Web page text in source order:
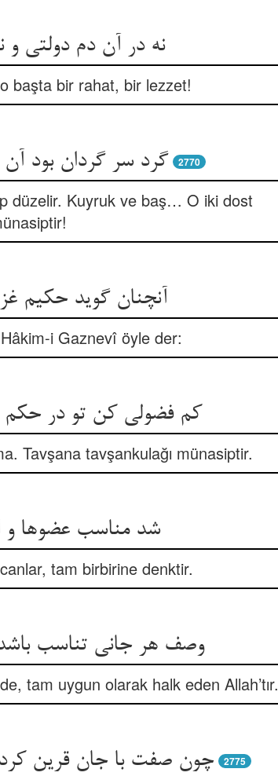
نه در آن دم دولتی
başta bir rahat, bir lezzet!
گرد سر گردان بود آن 2770
düzelir. Kuyruk ve baş… O iki dost
آنچنان گوید حکیم
i Gaznevî öyle der:
کم فضولی کن تو در
Tavşana tavşankulağı münasiptir.
شد مناسب عضوها و
tam birbirine denktir.
وصف هر جانی تناسب
tam uygun olarak halk eden Allah’tır.
چون صفت با جان قرین 2775